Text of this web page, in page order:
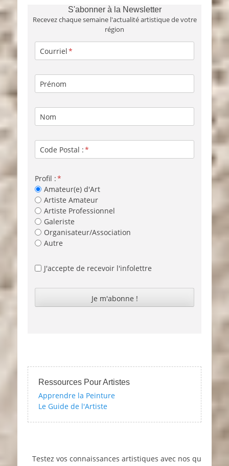
S'abonner à la Newsletter
Recevez chaque semaine l'actualité artistique de votre
région
Courriel
Prénom
Nom
Code Postal :
Profil :
Amateur(e) d'Art
Artiste Amateur
Artiste Professionnel
Galeriste
Organisateur/Association
Autre
J'accepte de recevoir l'infolettre
Ressources Pour Artistes
Apprendre la Peinture
Le Guide de l'Artiste
Testez vos connaissances artistiques avec nos quizzes sur